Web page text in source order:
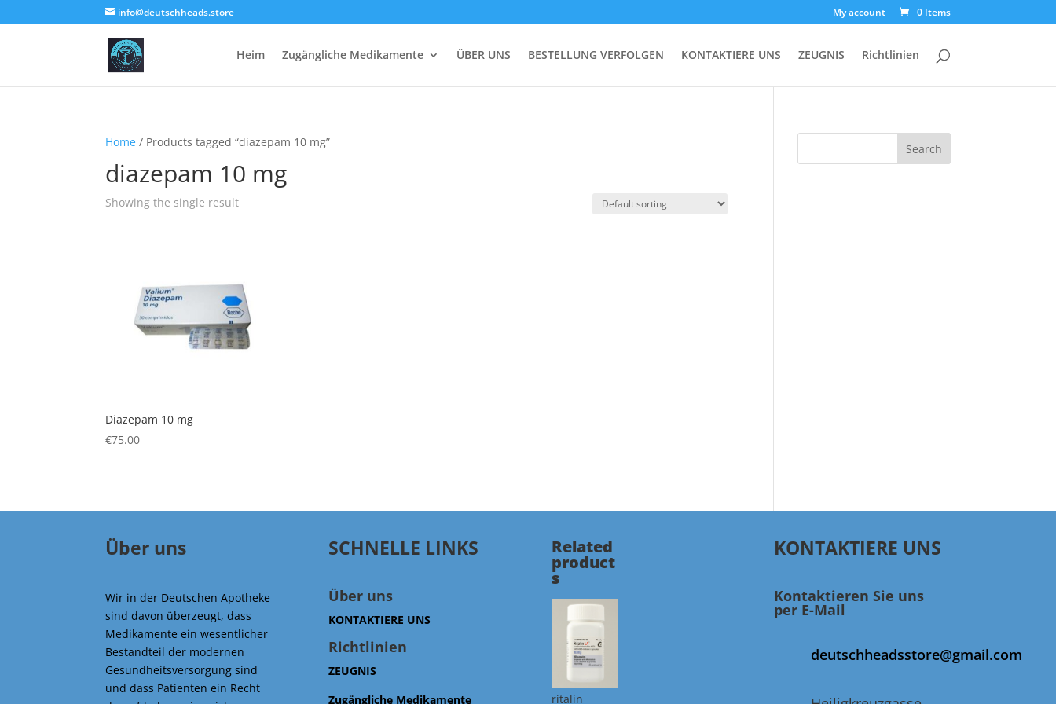
info@deutschheads.store My account 0 Items
Heim Zugängliche Medikamente ÜBER UNS BESTELLUNG VERFOLGEN KONTAKTIERE UNS ZEUGNIS Richtlinien
Home / Products tagged “diazepam 10 mg”
diazepam 10 mg
Showing the single result
Diazepam 10 mg
€75.00
Search
Über uns
Wir in der Deutschen Apotheke
sind davon überzeugt, dass
Medikamente ein wesentlicher
Bestandteil der modernen
Gesundheitsversorgung sind
und dass Patienten ein Recht
SCHNELLE LINKS
Über uns
KONTAKTIERE UNS
Richtlinien
ZEUGNIS
Zugängliche Medikamente
Related
product
s
ritalin
KONTAKTIERE UNS
Kontaktieren Sie uns
per E-Mail
deutschheadsstore@gmail.com